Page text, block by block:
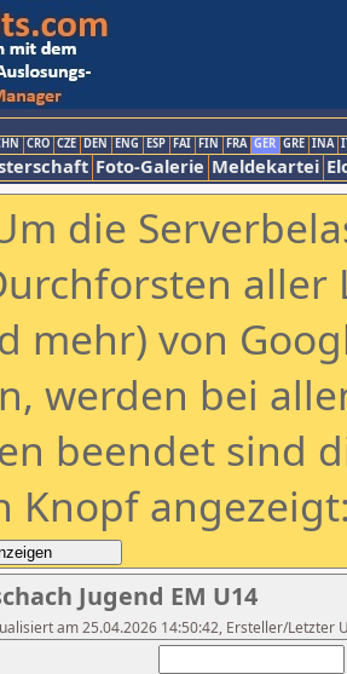
CRO CZE DEN ENG ESP FAI FIN FRA GER GRE INA
Foto-Galerie Meldekartei
die
aller
mehr) von
werden bei
beendet sind
Knopf
Jugend EM U14
am 25.04.2026 14:50:42, Ersteller/Letzter